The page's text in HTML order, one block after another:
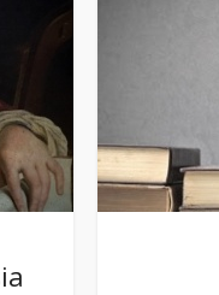
i Ty – 29 grudnia
Radziszewski